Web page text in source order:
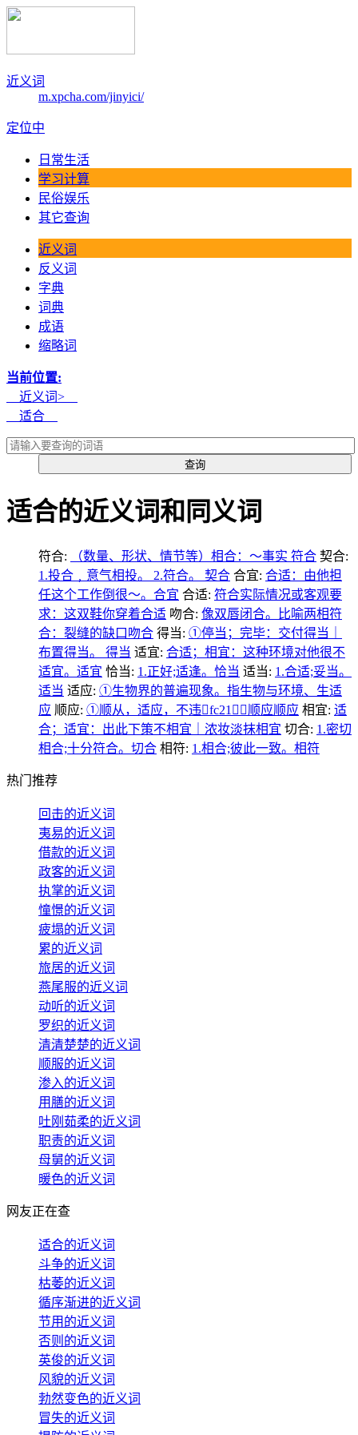
近义词
m.xpcha.com/jinyici/
定位中
日常生活
学习计算
民俗娱乐
其它查询
近义词
反义词
字典
词典
成语
缩略词
当前位置:
近义词>
适合
适合的近义词和同义词
符合: （数量、形状、情节等）相合：～事实 符合 契合:
1.投合﹐意气相投。 2.符合。 契合 合宜: 合适：由他担
任这个工作倒很～。合宜 合适: 符合实际情况或客观要
求：这双鞋你穿着合适 吻合: 像双唇闭合。比喻两相符
合：裂缝的缺口吻合 得当: ①停当；完毕：交付得当｜
布置得当。 得当 适宜: 合适；相宜：这种环境对他很不
适宜。适宜 恰当: 1.正好;适逢。恰当 适当: 1.合适;妥当。
适当 适应: ①生物界的普遍现象。指生物与环境、生适
应 顺应: ①顺从，适应，不违fc21：顺应顺应 相宜: 适
合；适宜：出此下策不相宜｜浓妆淡抹相宜 切合: 1.密切
相合;十分符合。切合 相符: 1.相合;彼此一致。相符
热门推荐
回击的近义词
夷易的近义词
借款的近义词
政客的近义词
执掌的近义词
憧憬的近义词
疲塌的近义词
累的近义词
旅居的近义词
燕尾服的近义词
动听的近义词
罗织的近义词
清清楚楚的近义词
顺服的近义词
渗入的近义词
用膳的近义词
吐刚茹柔的近义词
职责的近义词
母舅的近义词
暖色的近义词
网友正在查
适合的近义词
斗争的近义词
枯萎的近义词
循序渐进的近义词
节用的近义词
否则的近义词
英俊的近义词
风貌的近义词
勃然变色的近义词
冒失的近义词